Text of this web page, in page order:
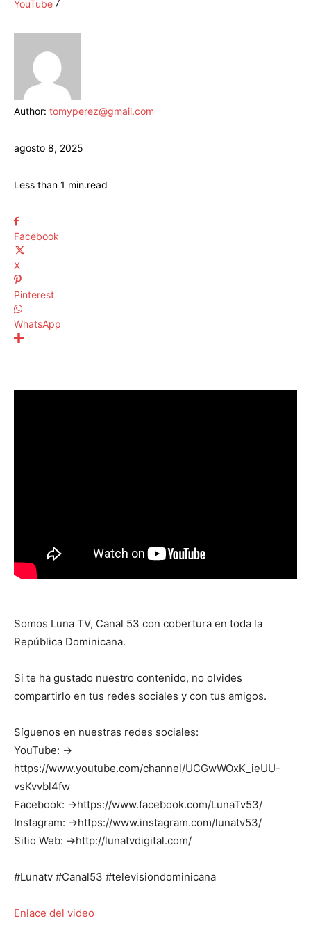
YouTube
Author: tomyperez@gmail.com
agosto 8, 2025
Less than 1 min.read
Facebook
X
Pinterest
WhatsApp
Somos Luna TV, Canal 53 con cobertura en toda la
República Dominicana.
Si te ha gustado nuestro contenido, no olvides
compartirlo en tus redes sociales y con tus amigos.
Síguenos en nuestras redes sociales:
YouTube: →
https://www.youtube.com/channel/UCGwWOxK_ieUU-
vsKvvbl4fw
Facebook: →https://www.facebook.com/LunaTv53/
Instagram: →https://www.instagram.com/lunatv53/
Sitio Web: →http://lunatvdigital.com/
#Lunatv #Canal53 #televisiondominicana
Enlace del video